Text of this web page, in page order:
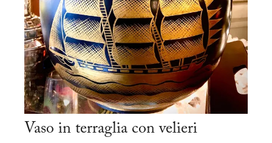
Vaso in terraglia con velieri